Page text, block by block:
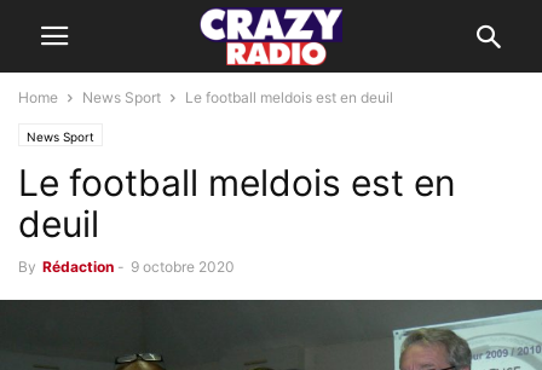
Home News Sport Le football meldois est en deuil
News Sport
Le football meldois est en
deuil
By Rédaction - 9 octobre 2020